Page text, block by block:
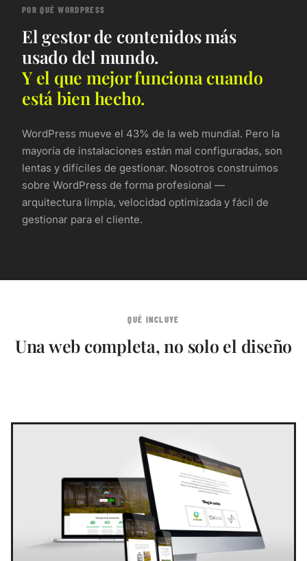
POR QUÉ WORDPRESS
El gestor de contenidos más
usado del mundo.
Y el que mejor funciona cuando
está bien hecho.
WordPress mueve el 43% de la web mundial. Pero la
mayoría de instalaciones están mal configuradas, son
lentas y difíciles de gestionar. Nosotros construimos
sobre WordPress de forma profesional —
arquitectura limpia, velocidad optimizada y fácil de
gestionar para el cliente.
QUÉ INCLUYE
Una web completa, no solo el diseño